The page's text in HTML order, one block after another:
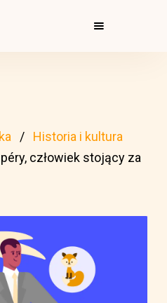
Historia i kultura
człowiek stojący za